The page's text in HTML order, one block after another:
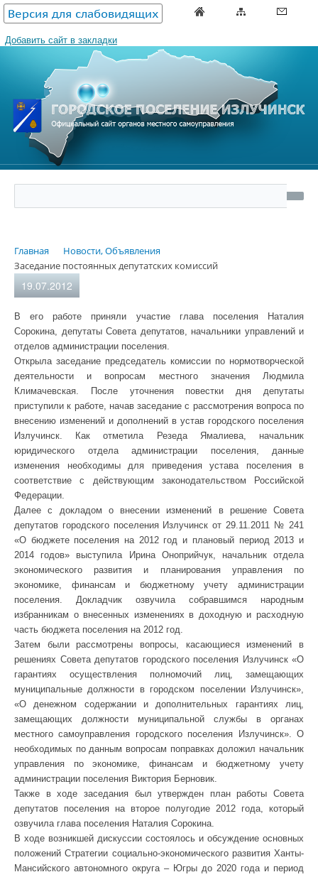
Версия для слабовидящих
Добавить сайт в закладки
Главная
Новости, Объявления
Заседание постоянных депутатских комиссий
19.07.2012
В его работе приняли участие глава поселения Наталия
Сорокина, депутаты Совета депутатов, начальники управлений и
отделов администрации поселения.
Открыла заседание председатель комиссии по нормотворческой
деятельности и вопросам местного значения Людмила
Климачевская. После уточнения повестки дня депутаты
приступили к работе, начав заседание с рассмотрения вопроса по
внесению изменений и дополнений в устав городского поселения
Излучинск. Как отметила Резеда Ямалиева, начальник
юридического отдела администрации поселения, данные
изменения необходимы для приведения устава поселения в
соответствие с действующим законодательством Российской
Федерации.
Далее с докладом о внесении изменений в решение Совета
депутатов городского поселения Излучинск от 29.11.2011 № 241
«О бюджете поселения на 2012 год и плановый период 2013 и
2014 годов» выступила Ирина Оноприйчук, начальник отдела
экономического развития и планирования управления по
экономике, финансам и бюджетному учету администрации
поселения. Докладчик озвучила собравшимся народным
избранникам о внесенных изменениях в доходную и расходную
часть бюджета поселения на 2012 год.
Затем были рассмотрены вопросы, касающиеся изменений в
решениях Совета депутатов городского поселения Излучинск «О
гарантиях осуществления полномочий лиц, замещающих
муниципальные должности в городском поселении Излучинск»,
«О денежном содержании и дополнительных гарантиях лиц,
замещающих должности муниципальной службы в органах
местного самоуправления городского поселения Излучинск». О
необходимых по данным вопросам поправках доложил начальник
управления по экономике, финансам и бюджетному учету
администрации поселения Виктория Берновик.
Также в ходе заседания был утвержден план работы Совета
депутатов поселения на второе полугодие 2012 года, который
озвучила глава поселения Наталия Сорокина.
В ходе возникшей дискуссии состоялось и обсуждение основных
положений Стратегии социально-экономического развития Ханты-
Мансийского автономного округа – Югры до 2020 года и период